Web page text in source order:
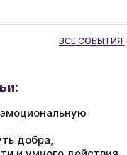
ВСЕ СОБЫТИЯ
добра,